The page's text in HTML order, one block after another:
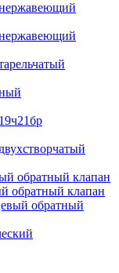
обратный клапан
обратный клапан
обратный